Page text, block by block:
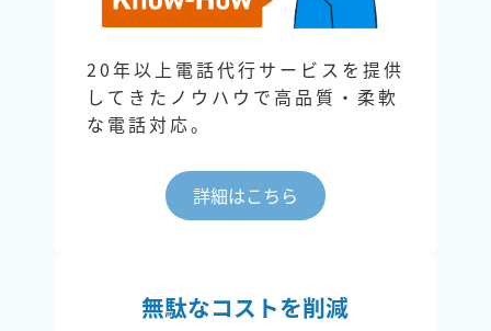
20年以上電話代行サービスを提供
してきたノウハウで高品質・柔軟
な電話対応。
詳細はこちら
無駄なコストを削減